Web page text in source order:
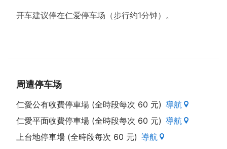
开车建议停在仁爱停车场（步行约1分钟）。
周遭停车场
仁愛公有收費停車場 (全時段每次 60 元) 導航
仁愛平面收費停車場 (全時段每次 60 元) 導航
上台地停車場 (全時段每次 60 元) 導航